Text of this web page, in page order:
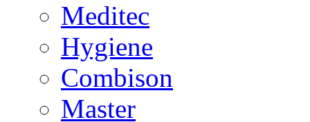
Meditec
Hygiene
Combison
Master